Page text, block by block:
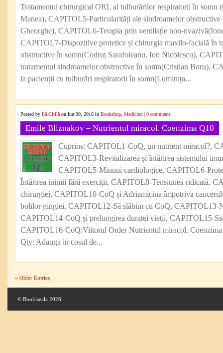
Tratamentul chirurgical ORL al tulburărilor respiratorii în somn
Manea), CAPITOL5-Particularități ale sindroamelor
Gheorghe), CAPITOL6-Terapia prin ventilație non-
CAPITOL7-Dispozitive protetice și chirurgia maxilo-facială în
obstructive în somn(Codruț Sarafoleanu, Ion Nicolescu),
tratamentul sindroamelor obstructive în somn(Cristian Boru),
la pacienții cu tulburări respiratorii în somn(Luminița...
Posted by Ilă Citilă on Iun 30, 2016 in Bookshop Medicina | 0 comments
Emile Bliznakov – Nutrientul miracol. Coenzima Q10
Cuprins: CAPITOL1-CoQ, un nutrient miracol?,
CAPITOL3-Revitalizarea și întărirea sistemului
CAPITOL5-Minuni cardiologice, CAPITOL6-
Întărirea inimii fără exerciții, CAPITOL8-Tensiunea ridicată,
chirurgiei, CAPITOL10-CoQ și Adriamicina împotriva
bolilor gingiei, CAPITOL12-Să slăbim cu CoQ, CAPITOL13-
CAPITOL14-CoQ și prelungirea duratei vieții, CAPITOL15-
CAPITOL16-CoQ:Viitorul Order Nutrientul miracol.
Qty: Adauga in cosul de...
« Older Entries
© Bookiseala 2026